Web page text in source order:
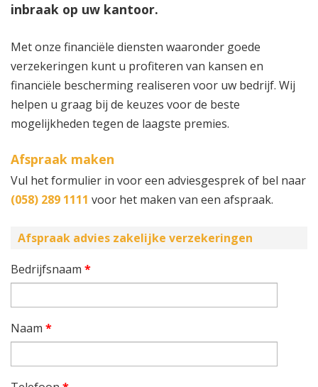
inbraak op uw kantoor.
Met onze financiële diensten waaronder goede
verzekeringen kunt u profiteren van kansen en
financiële bescherming realiseren voor uw bedrijf. Wij
helpen u graag bij de keuzes voor de beste
mogelijkheden tegen de laagste premies.
Afspraak maken
Vul het formulier in voor een adviesgesprek of bel naar
(058) 289 1111 voor het maken van een afspraak.
Afspraak advies zakelijke verzekeringen
Bedrijfsnaam *
Naam *